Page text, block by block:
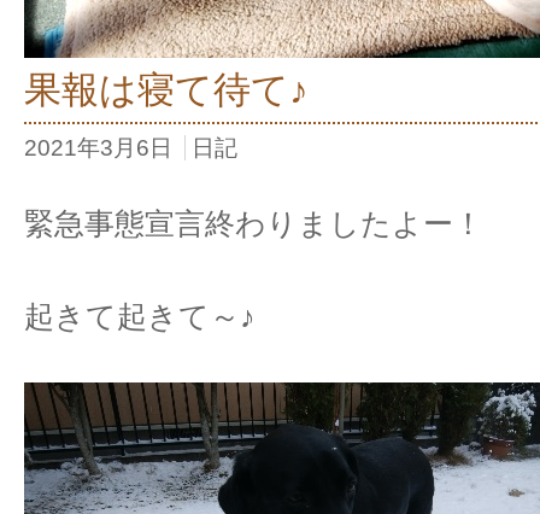
果報は寝て待て♪
2021年3月6日 日記
緊急事態宣言終わりましたよー！
起きて起きて～♪